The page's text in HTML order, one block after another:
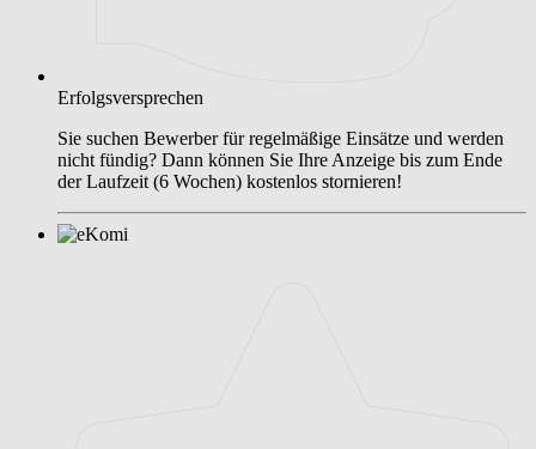
Erfolgsversprechen
Sie suchen Bewerber für regelmäßige Einsätze und werden
nicht fündig? Dann können Sie Ihre Anzeige bis zum Ende
der Laufzeit (6 Wochen) kostenlos stornieren!